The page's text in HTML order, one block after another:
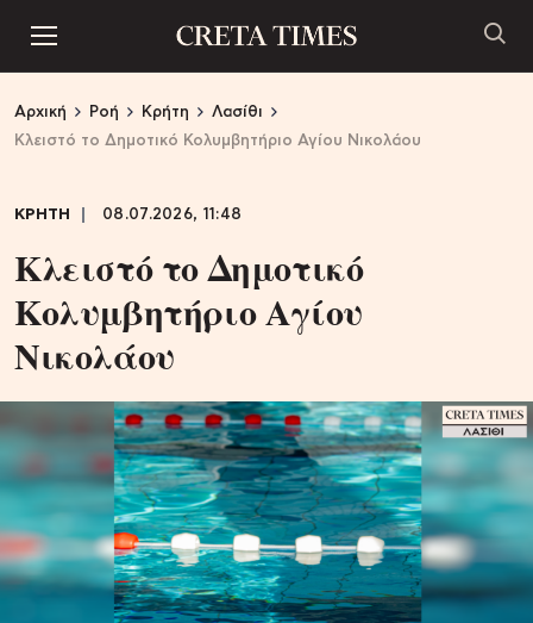
Αρχική Ροή Κρήτη
Λασίθι
Κλειστό το Δημοτικό Κολυμβητήριο Αγίου Νικολάου
ΚΡΗΤΗ 08.07.2026, 11:48
Κλειστό το Δημοτικό
Κολυμβητήριο Αγίου
Νικολάου